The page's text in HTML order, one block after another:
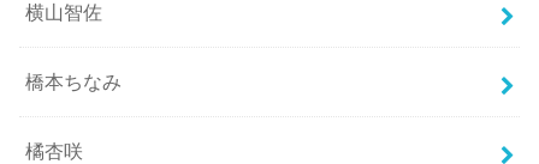
横山智佐
橋本ちなみ
橘杏咲